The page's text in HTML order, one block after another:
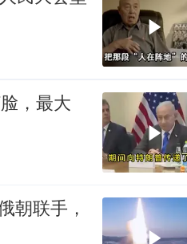
，最大
朝联手，